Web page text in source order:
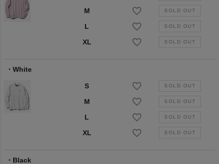
M
L
XL
White
S
M
L
XL
Black